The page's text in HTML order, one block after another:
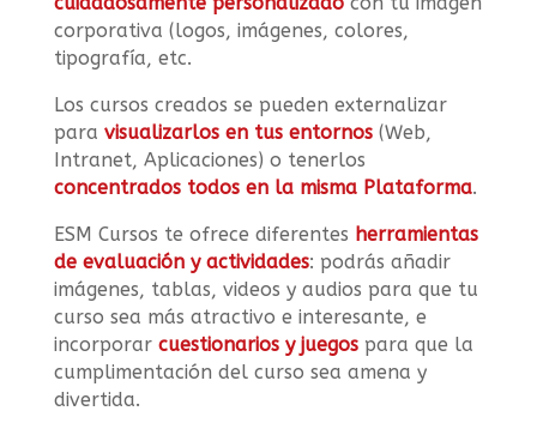
corporativa (logos, imágenes, colores,
tipografía, etc.
Los cursos creados se pueden externalizar
para visualizarlos en tus entornos(Web,
Intranet, Aplicaciones) o tenerlos
concentrados todos en la misma Plataforma.
ESM Cursos te ofrece diferentes herramientas
de evaluación y actividades: podrás añadir
imágenes, tablas, videos y audios para que tu
curso sea más atractivo e interesante, e
incorporar cuestionarios y juegos para que la
cumplimentación del curso sea amena y
divertida.